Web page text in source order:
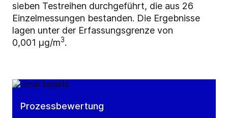
sieben Testreihen durchgeführt, die aus 26
Einzelmessungen bestanden. Die Ergebnisse
lagen unter der Erfassungsgrenze von
0,001 µg/m3.
Prozessbewertung